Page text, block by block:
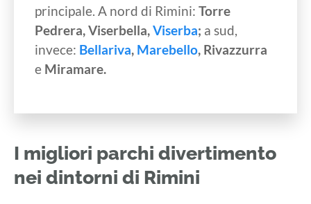
principale. A nord di Rimini: Torre
Pedrera, Viserbella,Viserba; a sud,
invece: Bellariva, Marebello, Rivazzurra
e Miramare.
I migliori parchi divertimento
nei dintorni di Rimini